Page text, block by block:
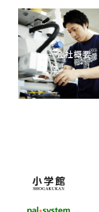
会社概要